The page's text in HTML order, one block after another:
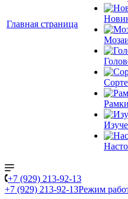
Главная страница
+7 (929) 213-92-13
+7 (929) 213-92-13Режим